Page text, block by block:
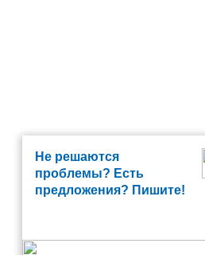
Не решаются
проблемы? Есть
предложения? Пишите!